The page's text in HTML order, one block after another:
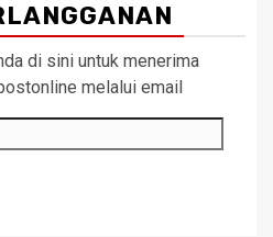
di sini untuk menerima
melalui email